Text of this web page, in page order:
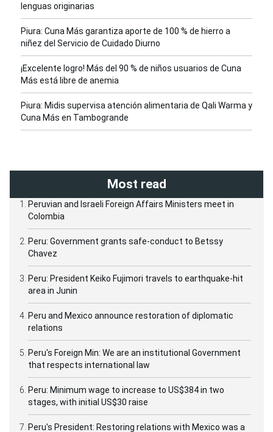
lenguas originarias
Piura: Cuna Más garantiza aporte de 100 % de hierro a
niñez del Servicio de Cuidado Diurno
¡Excelente logro! Más del 90 % de niños usuarios de Cuna
Más está libre de anemia
Piura: Midis supervisa atención alimentaria de Qali Warma y
Cuna Más en Tambogrande
Most read
Peruvian and Israeli Foreign Affairs Ministers meet in
Colombia
Peru: Government grants safe-conduct to Betssy
Chavez
Peru: President Keiko Fujimori travels to earthquake-hit
area in Junin
Peru and Mexico announce restoration of diplomatic
relations
Peru's Foreign Min: We are an institutional Government
that respects international law
Peru: Minimum wage to increase to US$384 in two
stages, with initial US$30 raise
Peru's President: Restoring relations with Mexico was a